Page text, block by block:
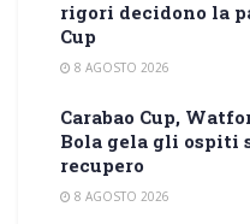
rigori decidono la
Cup
8 AGOSTO 2026
Carabao Cup,
Bola gela gli ospiti
recupero
8 AGOSTO 2026